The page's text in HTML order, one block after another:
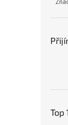
Top